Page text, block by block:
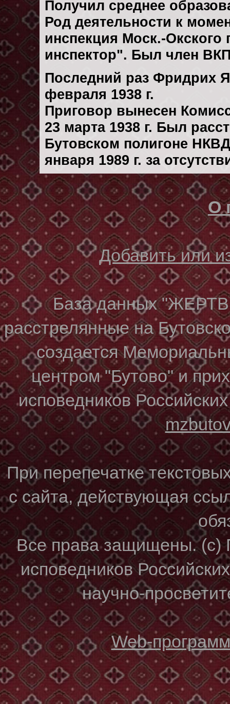
Получил среднее
Род деятельности к
инспекция Моск.-
инспектор". Был член
Последний раз Фридрих
февраля 1938 г.
Приговор вынесен
23 марта 1938 г. Был
Бутовском полигоне
января 1989 г. за
О
Добавить или
База данных
расстрелянные на
создается
центром "Бутово" и
исповедников
При перепечатке
с сайта, действующая
Все права защищены. (с)
исповедников
научно-
Web-